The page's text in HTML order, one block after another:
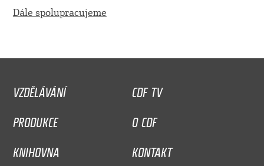
Dále spolupracujeme
VZDĚLÁVÁNÍ
CDF TV
PRODUKCE
O CDF
KNIHOVNA
KONTAKT